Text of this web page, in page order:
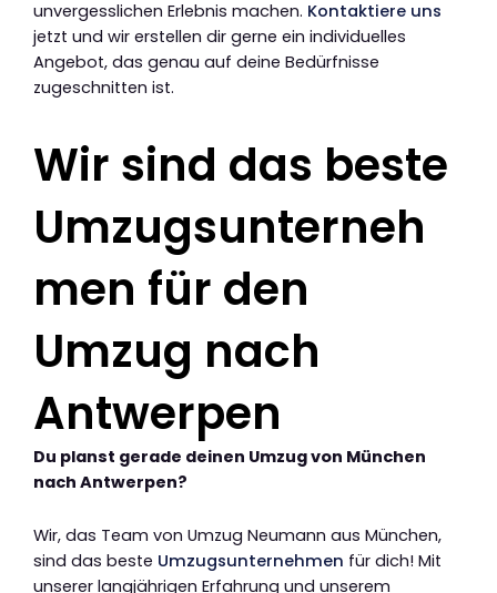
unvergesslichen Erlebnis machen. Kontaktiere uns
jetzt und wir erstellen dir gerne ein individuelles
Angebot, das genau auf deine Bedürfnisse
zugeschnitten ist.
Wir sind das beste
Umzugsunterneh
men für den
Umzug nach
Antwerpen
Du planst gerade deinen Umzug von München
nach Antwerpen?
Wir, das Team von Umzug Neumann aus München,
sind das beste Umzugsunternehmen für dich! Mit
unserer langjährigen Erfahrung und unserem